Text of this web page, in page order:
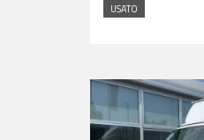
USATO